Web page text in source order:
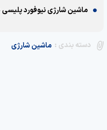
ماشین شارژی نیوفورد پلیسی
دسته بندی : ماشین شارژی